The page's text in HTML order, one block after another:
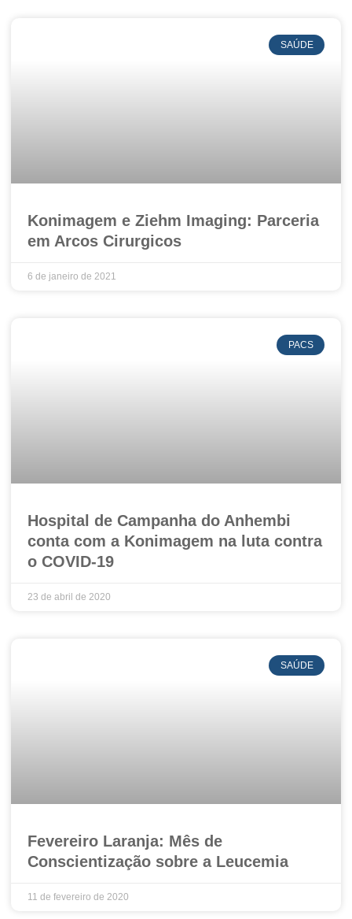
SAÚDE
Konimagem e Ziehm Imaging: Parceria
em Arcos Cirurgicos
6 de janeiro de 2021
PACS
Hospital de Campanha do Anhembi
conta com a Konimagem na luta contra
o COVID-19
23 de abril de 2020
SAÚDE
Fevereiro Laranja: Mês de
Conscientização sobre a Leucemia
11 de fevereiro de 2020